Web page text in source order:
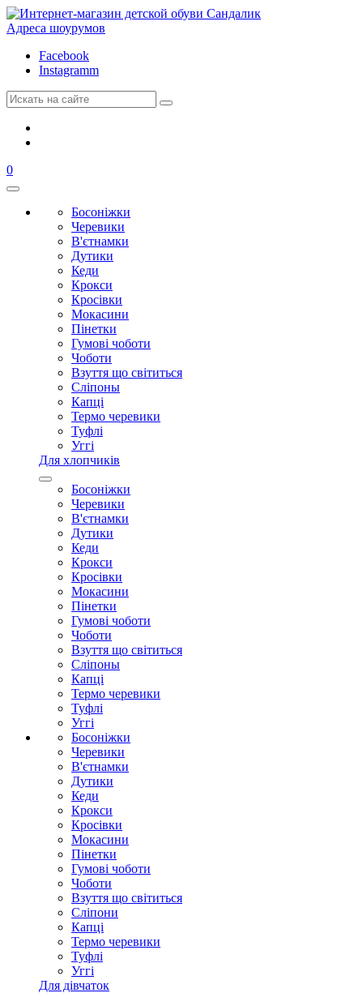
Адреса шоурумов
Facebook
Instagramm
0
Босоніжки
Черевики
В'єтнамки
Дутики
Кеди
Крокси
Кросівки
Мокасини
Пінетки
Гумові чоботи
Чоботи
Взуття що світиться
Сліпоны
Капці
Термо черевики
Туфлі
Уггі
Для хлопчиків
Босоніжки
Черевики
В'єтнамки
Дутики
Кеди
Крокси
Кросівки
Мокасини
Пінетки
Гумові чоботи
Чоботи
Взуття що світиться
Сліпоны
Капці
Термо черевики
Туфлі
Уггі
Босоніжки
Черевики
В'єтнамки
Дутики
Кеди
Крокси
Кросівки
Мокасини
Пінетки
Гумові чоботи
Чоботи
Взуття що світиться
Сліпони
Капці
Термо черевики
Туфлі
Уггі
Для дівчаток